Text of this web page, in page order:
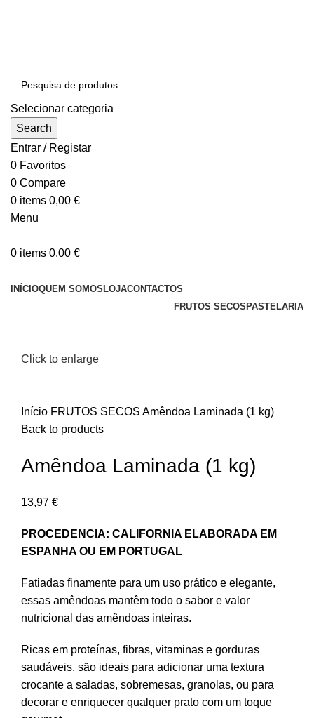
Selecionar categoria
Search
Entrar / Registar
0 Favoritos
0 Compare
0 items 0,00 €
Menu
0 items 0,00 €
INÍCIOQUEM SOMOS LOJACONTACTOS
FRUTOS SECOS PASTELARIA
Click to enlarge
Início FRUTOS SECOS Amêndoa Laminada (1 kg)
Back to products
Amêndoa Laminada (1 kg)
13,97 €
PROCEDENCIA: CALIFORNIA ELABORADA EM
ESPANHA OU EM PORTUGAL
Fatiadas finamente para um uso prático e elegante,
essas amêndoas mantêm todo o sabor e valor
nutricional das amêndoas inteiras.
Ricas em proteínas, fibras, vitaminas e gorduras
saudáveis, são ideais para adicionar uma textura
crocante a saladas, sobremesas, granolas, ou para
decorar e enriquecer qualquer prato com um toque